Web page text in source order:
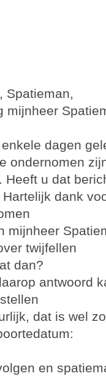
Spatieman,
mijnheer
dagen
ondernomen
u dat
dank
mijnheer
twijfellen
dan?
antwoord
dat is wel
en